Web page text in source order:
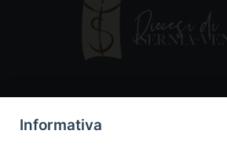
Informativa